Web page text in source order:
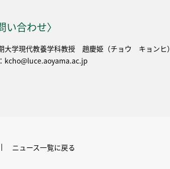
い合わせ〉
大学現代教養学科教授 趙慶姫（チョウ キョンヒ）
kcho@luce.aoyama.ac.jp
ニュース一覧に戻る